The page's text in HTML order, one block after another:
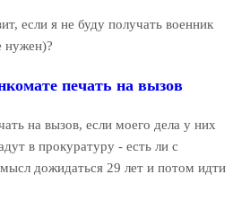
если я не буду получать военник
нужен)?
печать на вызов
на вызов, если моего дела у них
в прокуратуру - есть ли с
дожидаться 29 лет и потом идти